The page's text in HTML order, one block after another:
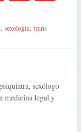
, sexología, trans
sexólogo
medicina legal y